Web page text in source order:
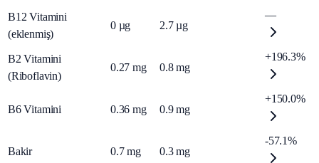
B12 Vitamini
(eklenmiş)
0 µg 2.7 µg
—
B2 Vitamini
(Riboflavin)
0.27 mg 0.8 mg
+196.3%
B6 Vitamini 0.36 mg 0.9 mg
+150.0%
Bakir 0.7 mg 0.3 mg
-57.1%